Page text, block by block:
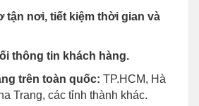
tận nơi, tiết kiệm thời gian và
thông tin khách hàng.
trên toàn quốc: TP.HCM, Hà
Trang, các tỉnh thành khác.